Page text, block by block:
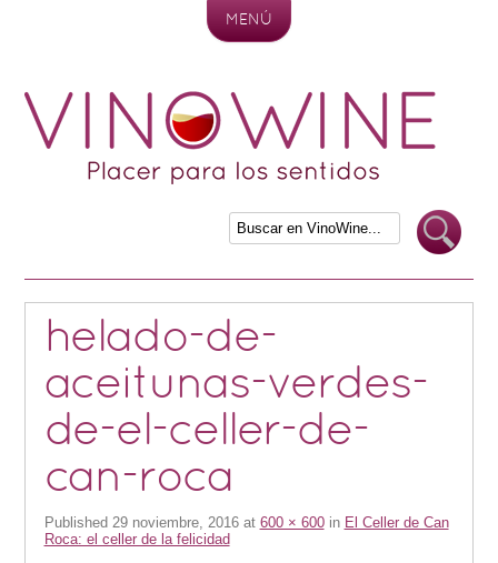
MENÚ
helado-de-
aceitunas-verdes-
de-el-celler-de-
can-roca
Published 29 noviembre, 2016at 600 × 600in El Celler de Can
Roca: el celler de la felicidad